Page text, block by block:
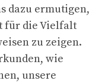
dazu ermutigen,
für die Vielfalt
zu zeigen.
wie
unsere